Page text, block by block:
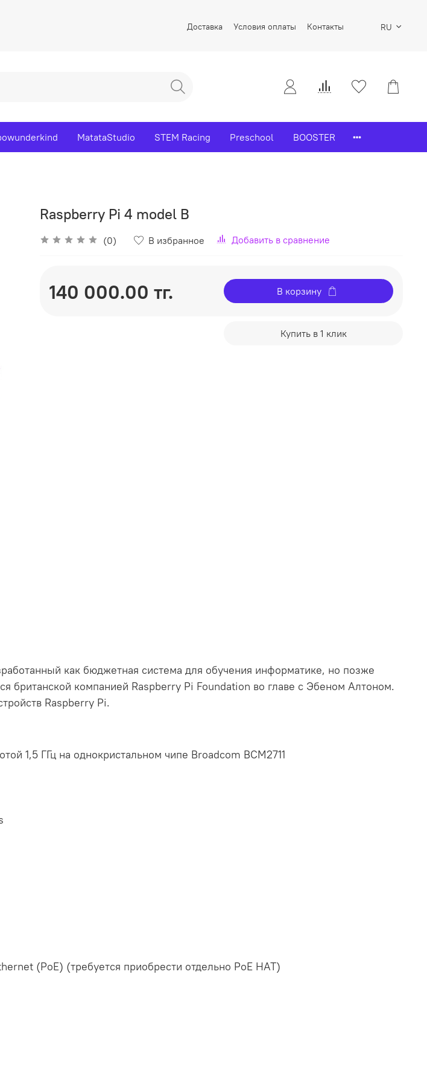
Доставка Условия оплаты Контакты RU
MatataStudio STEM Racing Preschool BOOSTER
Raspberry Pi 4 model B
(0) В избранное Добавить в сравнение
140 000.00 тг. В корзину
Купить в 1 клик
как бюджетная система для обучения информатике, но позже
британской компанией Raspberry Pi Foundation во главе с Эбеном Алтоном.
Raspberry Pi.
1,5 ГГц на однокристальном чипе Broadcom BCM2711
(PoE) (требуется приобрести отдельно PoE HAT)